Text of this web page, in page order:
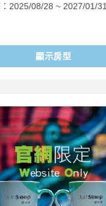
2025/08/28 ~ 2027/01/31
顯示房型